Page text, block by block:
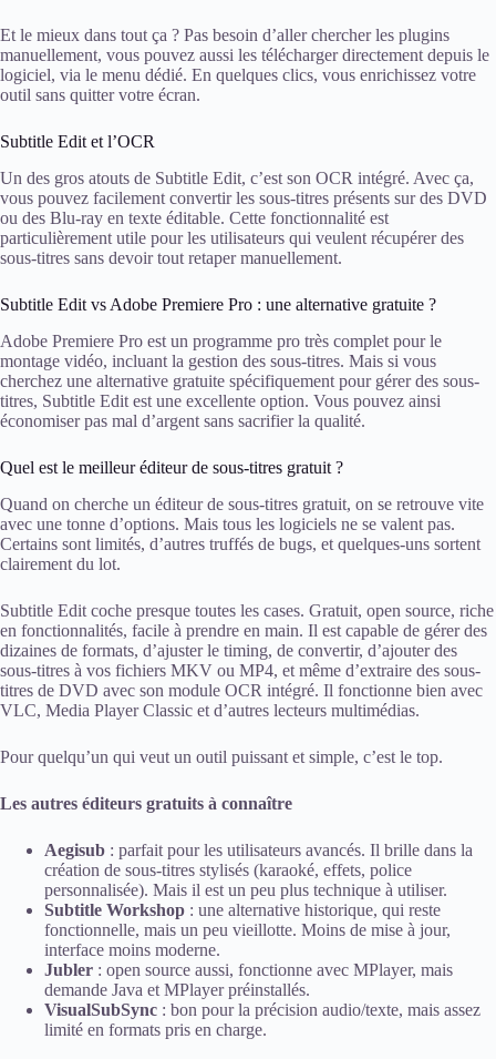
Et le mieux dans tout ça ? Pas besoin d’aller chercher les plugins
manuellement, vous pouvez aussi les télécharger directement depuis le
logiciel, via le menu dédié. En quelques clics, vous enrichissez votre
outil sans quitter votre écran.
Subtitle Edit et l’OCR
Un des gros atouts de Subtitle Edit, c’est son OCR intégré. Avec ça,
vous pouvez facilement convertir les sous-titres présents sur des DVD
ou des Blu-ray en texte éditable. Cette fonctionnalité est
particulièrement utile pour les utilisateurs qui veulent récupérer des
sous-titres sans devoir tout retaper manuellement.
Subtitle Edit vs Adobe Premiere Pro : une alternative gratuite ?
Adobe Premiere Pro est un programme pro très complet pour le
montage vidéo, incluant la gestion des sous-titres. Mais si vous
cherchez une alternative gratuite spécifiquement pour gérer des sous-
titres, Subtitle Edit est une excellente option. Vous pouvez ainsi
économiser pas mal d’argent sans sacrifier la qualité.
Quel est le meilleur éditeur de sous-titres gratuit ?
Quand on cherche un éditeur de sous-titres gratuit, on se retrouve vite
avec une tonne d’options. Mais tous les logiciels ne se valent pas.
Certains sont limités, d’autres truffés de bugs, et quelques-uns sortent
clairement du lot.
Subtitle Edit coche presque toutes les cases. Gratuit, open source, riche
en fonctionnalités, facile à prendre en main. Il est capable de gérer des
dizaines de formats, d’ajuster le timing, de convertir, d’ajouter des
sous-titres à vos fichiers MKV ou MP4, et même d’extraire des sous-
titres de DVD avec son module OCR intégré. Il fonctionne bien avec
VLC, Media Player Classic et d’autres lecteurs multimédias.
Pour quelqu’un qui veut un outil puissant et simple, c’est le top.
Les autres éditeurs gratuits à connaître
Aegisub : parfait pour les utilisateurs avancés. Il brille dans la
création de sous-titres stylisés (karaoké, effets, police
personnalisée). Mais il est un peu plus technique à utiliser.
Subtitle Workshop : une alternative historique, qui reste
fonctionnelle, mais un peu vieillotte. Moins de mise à jour,
interface moins moderne.
Jubler : open source aussi, fonctionne avec MPlayer, mais
demande Java et MPlayer préinstallés.
VisualSubSync : bon pour la précision audio/texte, mais assez
limité en formats pris en charge.